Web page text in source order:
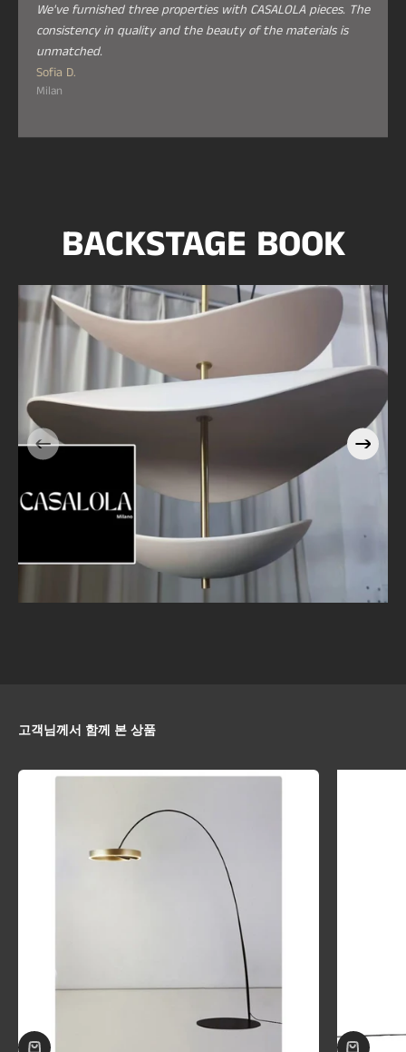
We've furnished three properties with CASALOLA pieces. The
consistency in quality and the beauty of the materials is
unmatched.
Sofia D.
Milan
BACKSTAGE BOOK
Casalola Stacked Petal
Pendant Light with Brass
Stem | Sculptural Luxury
Lighting
고객님께서 함께 본 상품